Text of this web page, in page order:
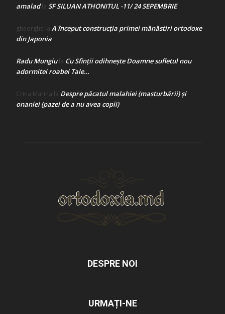
amaladla SF SILUAN ATHONITUL -11/ 24 SEPEMBRIE
gheorghe la A început construcţia primei mănăstiri ortodoxe
din Japonia
Radu Mungiula Cu Sfinții odihnește Doamne sufletul nou
adormitei roabei Tale…
Crina Marina la Despre păcatul malahiei (masturbării) şi
onaniei (pazei de a nu avea copii)
DESPRE NOI
URMAȚI-NE